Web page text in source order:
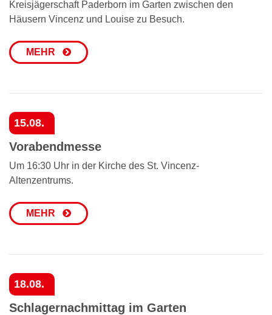
Kreisjägerschaft Paderborn im Garten zwischen den
Häusern Vincenz und Louise zu Besuch.
MEHR
15.08.
Vorabendmesse
Um 16:30 Uhr in der Kirche des St. Vincenz-
Altenzentrums.
MEHR
18.08.
Schlagernachmittag im Garten